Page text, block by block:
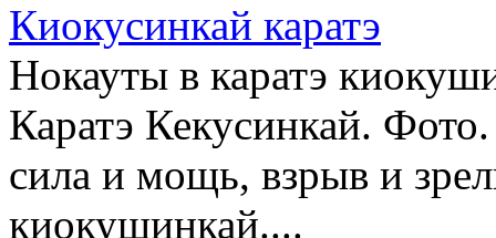
Киокусинкай каратэ
Нокауты в каратэ
Каратэ Кекусинкай.
сила и мощь, взрыв и
киокушинкай....